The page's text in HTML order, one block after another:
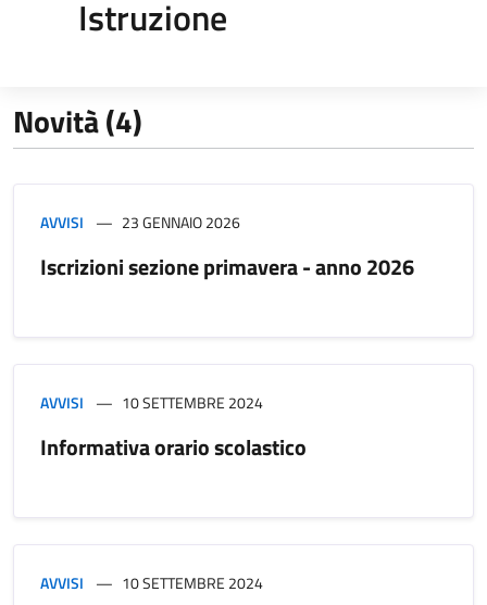
Istruzione
Novità (4)
AVVISI 23 GENNAIO 2026
Iscrizioni sezione primavera - anno 2026
AVVISI 10 SETTEMBRE 2024
Informativa orario scolastico
AVVISI 10 SETTEMBRE 2024